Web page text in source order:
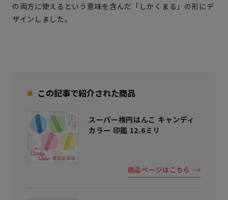
の両方に使えるという意味を含んだ「しかくまる」の形にデ
ザインしました。
この記事で紹介された商品
スーパー楕円はんこ キャンディ
カラー 印鑑 12.6ミリ
商品ページはこちら